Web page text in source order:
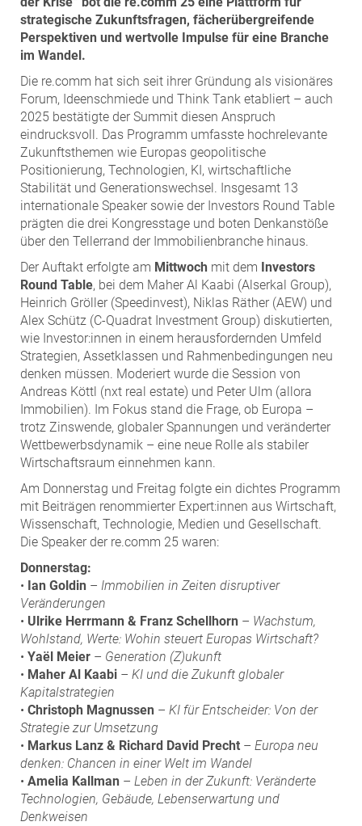
strategische Zukunftsfragen, fächerübergreifende
Perspektiven und wertvolle Impulse für eine Branche
im Wandel.
Die re.comm hat sich seit ihrer Gründung als visionäres
Forum, Ideenschmiede und Think Tank etabliert – auch
2025 bestätigte der Summit diesen Anspruch
eindrucksvoll. Das Programm umfasste hochrelevante
Zukunftsthemen wie Europas geopolitische
Positionierung, Technologien, KI, wirtschaftliche
Stabilität und Generationswechsel. Insgesamt 13
internationale Speaker sowie der Investors Round Table
prägten die drei Kongresstage und boten Denkanstöße
über den Tellerrand der Immobilienbranche hinaus.
Der Auftakt erfolgte am Mittwoch mit dem Investors
Round Table, bei dem Maher Al Kaabi (Alserkal Group),
Heinrich Gröller (Speedinvest), Niklas Räther (AEW) und
Alex Schütz (C-Quadrat Investment Group) diskutierten,
wie Investor:innen in einem herausfordernden Umfeld
Strategien, Assetklassen und Rahmenbedingungen neu
denken müssen. Moderiert wurde die Session von
Andreas Köttl (nxt real estate) und Peter Ulm (allora
Immobilien). Im Fokus stand die Frage, ob Europa –
trotz Zinswende, globaler Spannungen und veränderter
Wettbewerbsdynamik – eine neue Rolle als stabiler
Wirtschaftsraum einnehmen kann.
Am Donnerstag und Freitag folgte ein dichtes Programm
mit Beiträgen renommierter Expert:innen aus Wirtschaft,
Wissenschaft, Technologie, Medien und Gesellschaft.
Die Speaker der re.comm 25 waren:
Donnerstag:
• Ian Goldin – Immobilien in Zeiten disruptiver
Veränderungen
• Ulrike Herrmann & Franz Schellhorn – Wachstum,
Wohlstand, Werte: Wohin steuert Europas Wirtschaft?
• Yaël Meier – Generation (Z)ukunft
• Maher Al Kaabi – KI und die Zukunft globaler
Kapitalstrategien
• Christoph Magnussen – KI für Entscheider: Von der
Strategie zur Umsetzung
• Markus Lanz & Richard David Precht – Europa neu
denken: Chancen in einer Welt im Wandel
• Amelia Kallman – Leben in der Zukunft: Veränderte
Technologien, Gebäude, Lebenserwartung und
Denkweisen